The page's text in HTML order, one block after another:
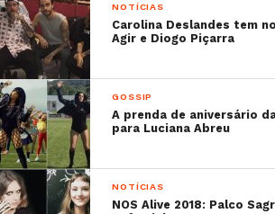
NOTÍCIAS
Carolina Deslandes tem
Agir e Diogo Piçarra
GOSSIP
A prenda de aniversário da
para Luciana Abreu
NOTÍCIAS
NOS Alive 2018: Palco